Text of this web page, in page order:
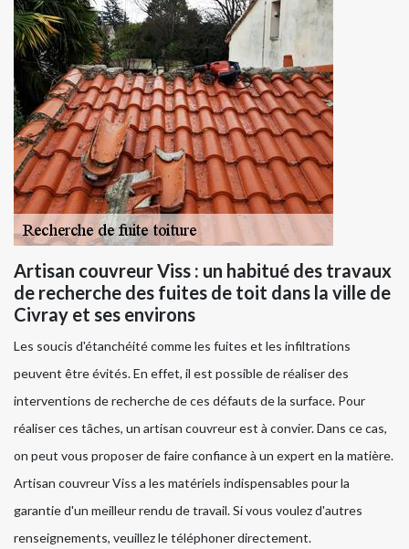
Artisan couvreur Viss : un habitué des travaux
de recherche des fuites de toit dans la ville de
Civray et ses environs
Les soucis d'étanchéité comme les fuites et les infiltrations
peuvent être évités. En effet, il est possible de réaliser des
interventions de recherche de ces défauts de la surface. Pour
réaliser ces tâches, un artisan couvreur est à convier. Dans ce cas,
on peut vous proposer de faire confiance à un expert en la matière.
Artisan couvreur Viss a les matériels indispensables pour la
garantie d'un meilleur rendu de travail. Si vous voulez d'autres
renseignements, veuillez le téléphoner directement.